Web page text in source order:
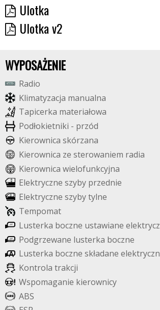
Ulotka
Ulotka v2
WYPOSAŻENIE
Radio
Klimatyzacja manualna
Tapicerka materiałowa
Podłokietniki - przód
Kierownica skórzana
Kierownica ze sterowaniem radia
Kierownica wielofunkcyjna
Elektryczne szyby przednie
Elektryczne szybytylne
Tempomat
Lusterka boczne ustawiane elektrycz
Podgrzewane lusterka boczne
Lusterka boczne składane elektryczn
Kontrola trakcji
Wspomaganie kierownicy
ABS